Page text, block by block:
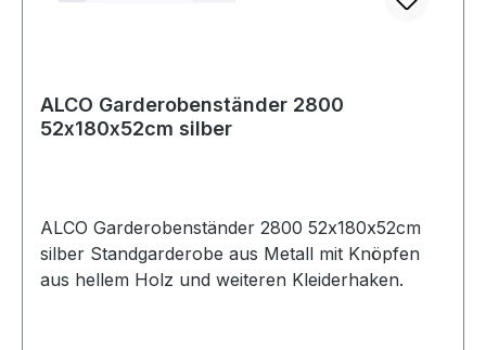
ALCO Garderobenständer 2800
52x180x52cm silber
ALCO Garderobenständer 2800 52x180x52cm
silber Standgarderobe aus Metall mit Knöpfen
aus hellem Holz und weiteren Kleiderhaken.